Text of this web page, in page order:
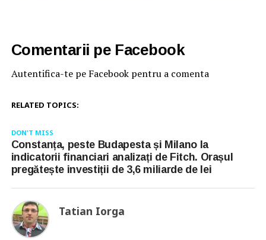
Comentarii pe Facebook
Autentifica-te pe Facebook pentru a comenta
RELATED TOPICS:
DON'T MISS
Constanța, peste Budapesta și Milano la
indicatorii financiari analizați de Fitch. Orașul
pregătește investiții de 3,6 miliarde de lei
Tatian Iorga